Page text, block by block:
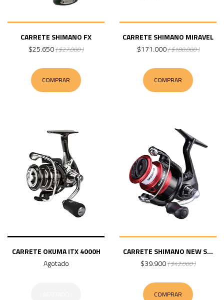
CARRETE SHIMANO FX
$25.650( $27.000 )
COMPRAR
CARRETE SHIMANO MIRAVEL
$171.000( $180.000 )
COMPRAR
CARRETE OKUMA ITX 4000H
Agotado
CARRETE SHIMANO NEW S...
$39.900( $42.000 )
COMPRAR